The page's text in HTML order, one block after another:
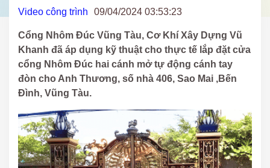
Video công trình 09/04/2024 03:53:23
Cổng Nhôm Đúc Vũng Tàu, Cơ Khí Xây Dựng Vũ
Khanh đã áp dụng kỹ thuật cho thực tế lắp đặt cửa
cổng Nhôm Đúc hai cánh mở tự động cánh tay
đòn cho Anh Thương, số nhà 406, Sao Mai ,Bến
Đình, Vũng Tàu.